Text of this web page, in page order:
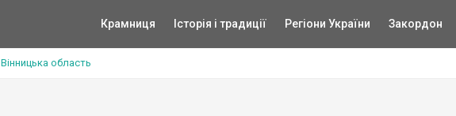
Крамниця Історія і традиції Регіони України Закордон
Вінницька область